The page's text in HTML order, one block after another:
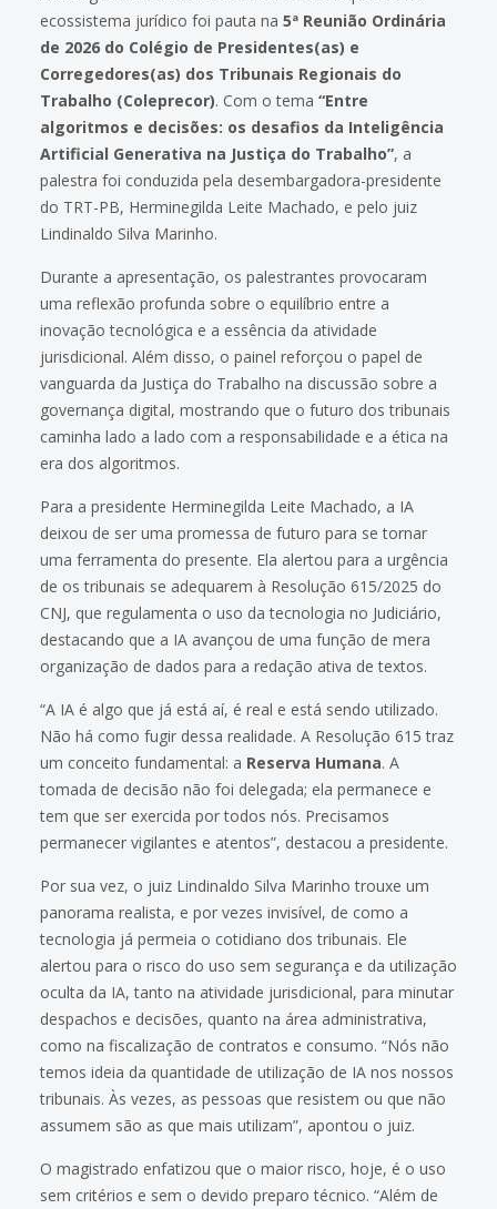
ecossistema jurídico foi pauta na 5ª Reunião Ordinária
de 2026 do Colégio de Presidentes(as) e
Corregedores(as) dos Tribunais Regionais do
Trabalho (Coleprecor). Com o tema “Entre
algoritmos e decisões: os desafios da Inteligência
Artificial Generativa na Justiça do Trabalho”, a
palestra foi conduzida pela desembargadora-presidente
do TRT-PB, Herminegilda Leite Machado, e pelo juiz
Lindinaldo Silva Marinho.
Durante a apresentação, os palestrantes provocaram
uma reflexão profunda sobre o equilíbrio entre a
inovação tecnológica e a essência da atividade
jurisdicional. Além disso, o painel reforçou o papel de
vanguarda da Justiça do Trabalho na discussão sobre a
governança digital, mostrando que o futuro dos tribunais
caminha lado a lado com a responsabilidade e a ética na
era dos algoritmos.
Para a presidente Herminegilda Leite Machado, a IA
deixou de ser uma promessa de futuro para se tornar
uma ferramenta do presente. Ela alertou para a urgência
de os tribunais se adequarem à Resolução 615/2025 do
CNJ, que regulamenta o uso da tecnologia no Judiciário,
destacando que a IA avançou de uma função de mera
organização de dados para a redação ativa de textos.
“A IA é algo que já está aí, é real e está sendo utilizado.
Não há como fugir dessa realidade. A Resolução 615 traz
um conceito fundamental: a Reserva Humana. A
tomada de decisão não foi delegada; ela permanece e
tem que ser exercida por todos nós. Precisamos
permanecer vigilantes e atentos”, destacou a presidente.
Por sua vez, o juiz Lindinaldo Silva Marinho trouxe um
panorama realista, e por vezes invisível, de como a
tecnologia já permeia o cotidiano dos tribunais. Ele
alertou para o risco do uso sem segurança e da utilização
oculta da IA, tanto na atividade jurisdicional, para minutar
despachos e decisões, quanto na área administrativa,
como na fiscalização de contratos e consumo. “Nós não
temos ideia da quantidade de utilização de IA nos nossos
tribunais. Às vezes, as pessoas que resistem ou que não
assumem são as que mais utilizam”, apontou o juiz.
O magistrado enfatizou que o maior risco, hoje, é o uso
sem critérios e sem o devido preparo técnico. “Além de